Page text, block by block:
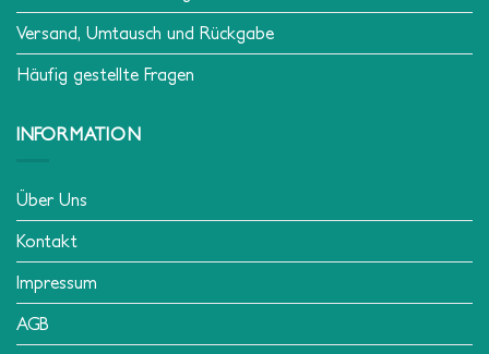
Versand, Umtausch und Rückgabe
Häufig gestellte Fragen
INFORMATION
Über Uns
Kontakt
Impressum
AGB